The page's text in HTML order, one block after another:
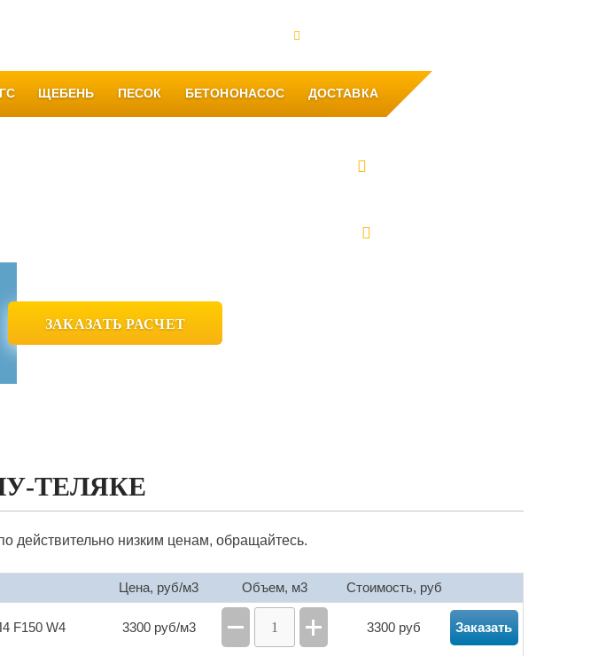
ЩЕБЕНЬ ПЕСОК БЕТОНОНАСОС ДОСТАВКА
ЗАКАЗАТЬ РАСЧЕТ
ТЕЛЯКЕ
действительно низким ценам, обращайтесь.
Цена, руб/м3 Объем, м3 Стоимость, руб
F150 W4 3300 руб/м3 3300 руб Заказать